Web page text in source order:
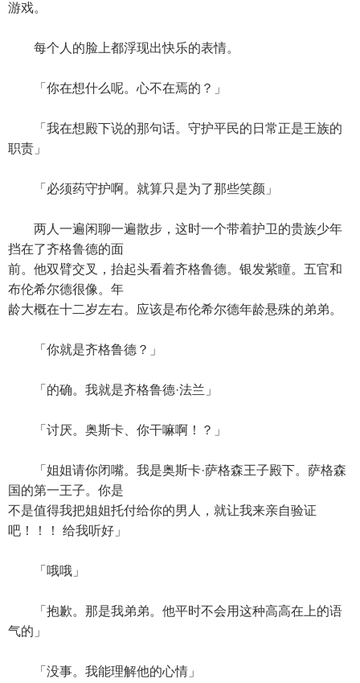
游戏。
每个人的脸上都浮现出快乐的表情。
「你在想什么呢。心不在焉的？」
「我在想殿下说的那句话。守护平民的日常正是王族的
职责」
「必须药守护啊。就算只是为了那些笑颜」
两人一遍闲聊一遍散步，这时一个带着护卫的贵族少年
挡在了齐格鲁德的面
前。他双臂交叉，抬起头看着齐格鲁德。银发紫瞳。五官和
布伦希尔德很像。年
龄大概在十二岁左右。应该是布伦希尔德年龄悬殊的弟弟。
「你就是齐格鲁德？」
「的确。我就是齐格鲁德·法兰」
「讨厌。奥斯卡、你干嘛啊！？」
「姐姐请你闭嘴。我是奥斯卡·萨格森王子殿下。萨格森
国的第一王子。你是
不是值得我把姐姐托付给你的男人，就让我来亲自验证
吧！！！ 给我听好」
「哦哦」
「抱歉。那是我弟弟。他平时不会用这种高高在上的语
气的」
「没事。我能理解他的心情」